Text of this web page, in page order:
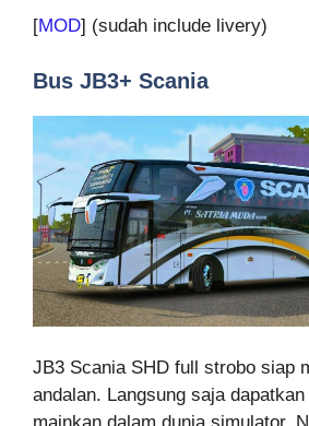
[MOD] (sudah include livery)
Bus JB3+ Scania
JB3 Scania SHD full strobo siap
andalan. Langsung saja